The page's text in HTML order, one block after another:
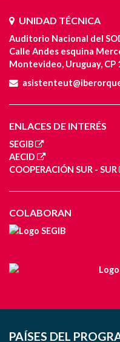
UNIDAD TÉCNICA
Auditorio Nacional del
Calle Andes esquina
Montevideo, Uruguay, CP
ENLACES DE INTERÉS
SEGIB
AECID
COOPERACIÓN SUR - SUR
COLABORAN
PAÍSES DEL